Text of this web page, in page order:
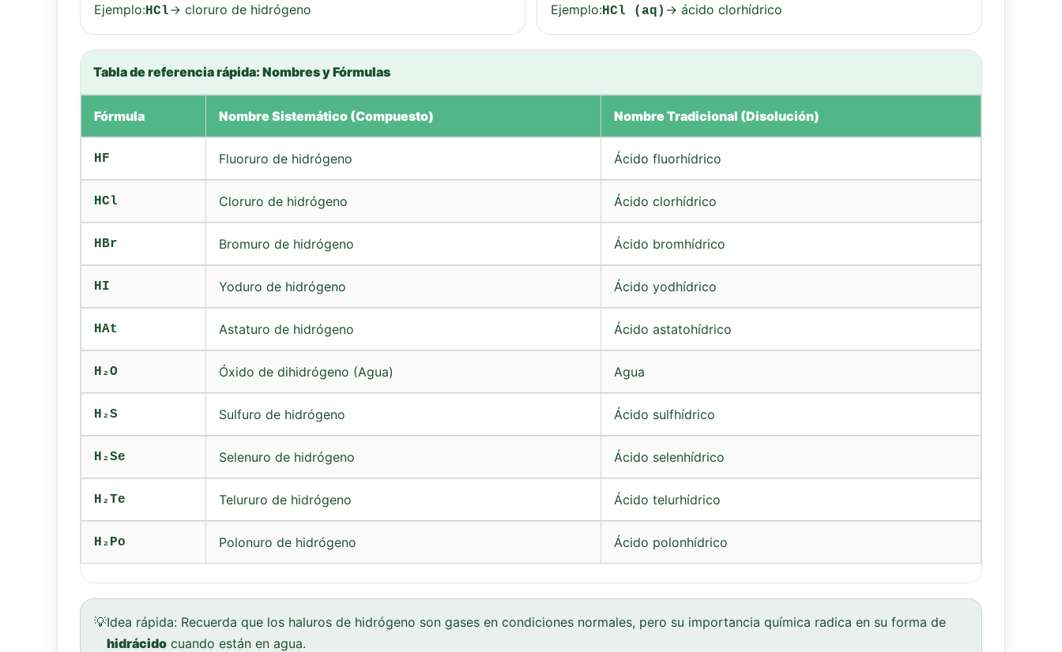
Ejemplo:HCl→ cloruro de hidrógeno
Ejemplo:HCl (aq) → ácido clorhídrico
Tabla de referencia rápida: Nombres y Fórmulas
Fórmula Nombre Sistemático (Compuesto) Nombre Tradicional (Disolución)
HF Fluoruro de hidrógeno Ácido fluorhídrico
HCl Cloruro de hidrógeno Ácido clorhídrico
HBr Bromuro de hidrógeno Ácido bromhídrico
HI Yoduro de hidrógeno Ácido yodhídrico
HAt Astaturo de hidrógeno Ácido astatohídrico
H₂O Óxido de dihidrógeno (Agua) Agua
H₂S Sulfuro de hidrógeno Ácido sulfhídrico
H₂Se Selenuro de hidrógeno Ácido selenhídrico
H₂Te Telururo de hidrógeno Ácido telurhídrico
H₂Po Polonuro de hidrógeno Ácido polonhídrico
💡Idea rápida:Recuerda que los haluros de hidrógeno son gases en condiciones normales, pero su importancia química radica en su forma de
hidrácidocuando están en agua.